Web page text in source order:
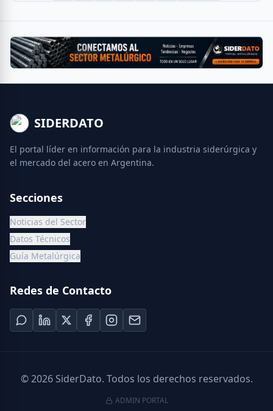
SIDERDATO
El portal líder en información para la industria siderúrgica y
el mercado del acero en Argentina.
Secciones
Noticias del Sector
Datos Técnicos
Guía Metalúrgica
Redes de Contacto
©2026SiderDato. Todos los derechos reservados.
ADMIN PORTAL